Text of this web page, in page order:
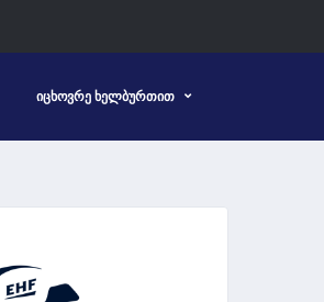
ᲘᲪᲮᲝᲕᲠᲔ ᲮᲔᲚᲑᲣᲠᲗᲘᲗ